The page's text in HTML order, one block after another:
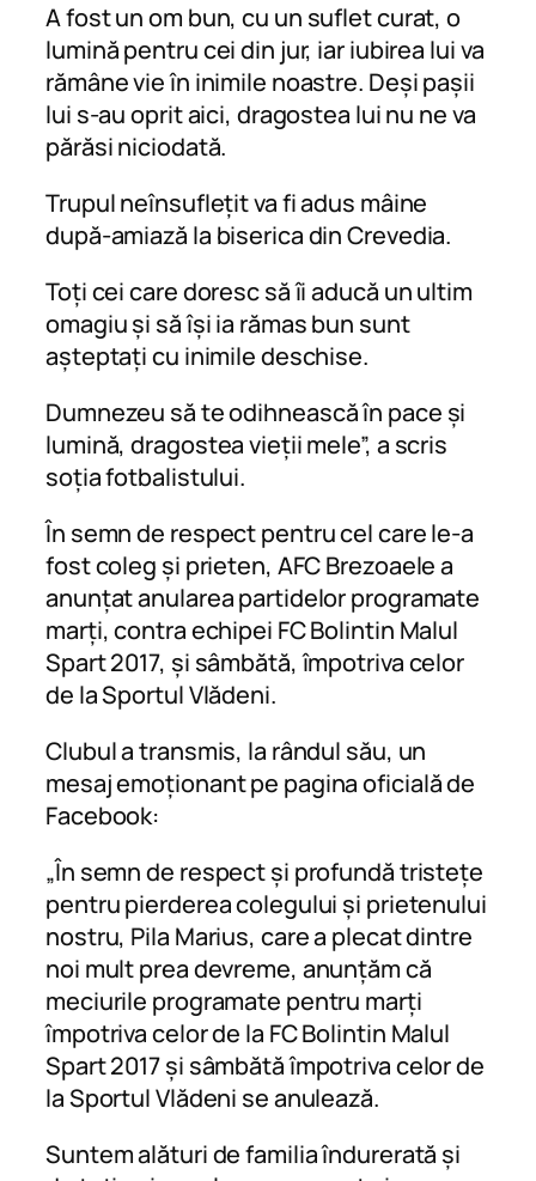
A fost un om bun, cu un suflet curat, o
lumină pentru cei din jur, iar iubirea lui va
rămâne vie în inimile noastre. Deși pașii
lui s-au oprit aici, dragostea lui nu ne va
părăsi niciodată.
Trupul neînsuflețit va fi adus mâine
după-amiază la biserica din Crevedia.
Toți cei care doresc să îi aducă un ultim
omagiu și să își ia rămas bun sunt
așteptați cu inimile deschise.
Dumnezeu să te odihnească în pace și
lumină, dragostea vieții mele”, a scris
soția fotbalistului.
În semn de respect pentru cel care le-a
fost coleg și prieten, AFC Brezoaele a
anunțat anularea partidelor programate
marți, contra echipei FC Bolintin Malul
Spart 2017, și sâmbătă, împotriva celor
de la Sportul Vlădeni.
Clubul a transmis, la rândul său, un
mesaj emoționant pe pagina oficială de
Facebook:
„În semn de respect și profundă tristețe
pentru pierderea colegului și prietenului
nostru, Pila Marius, care a plecat dintre
noi mult prea devreme, anunțăm că
meciurile programate pentru marți
împotriva celor de la FC Bolintin Malul
Spart 2017 și sâmbătă împotriva celor de
la Sportul Vlădeni se anulează.
Suntem alături de familia îndurerată și